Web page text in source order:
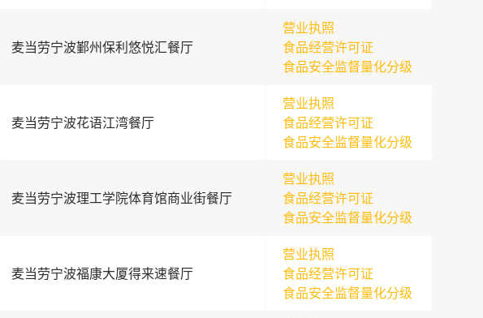
麦当劳宁波鄞州保利悠悦汇餐厅
营业执照
食品经营许可证
食品安全监督量化分级
麦当劳宁波花语江湾餐厅
营业执照
食品经营许可证
食品安全监督量化分级
麦当劳宁波理工学院体育馆商业街餐厅
营业执照
食品经营许可证
食品安全监督量化分级
麦当劳宁波福康大厦得来速餐厅
营业执照
食品经营许可证
食品安全监督量化分级